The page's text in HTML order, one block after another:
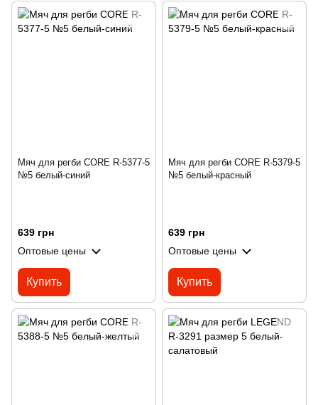
Мяч для регби CORE R-5377-5
№5 белый-синий
639 грн
Оптовые цены
Купить
Мяч для регби CORE R-5379-5
№5 белый-красный
639 грн
Оптовые цены
Купить